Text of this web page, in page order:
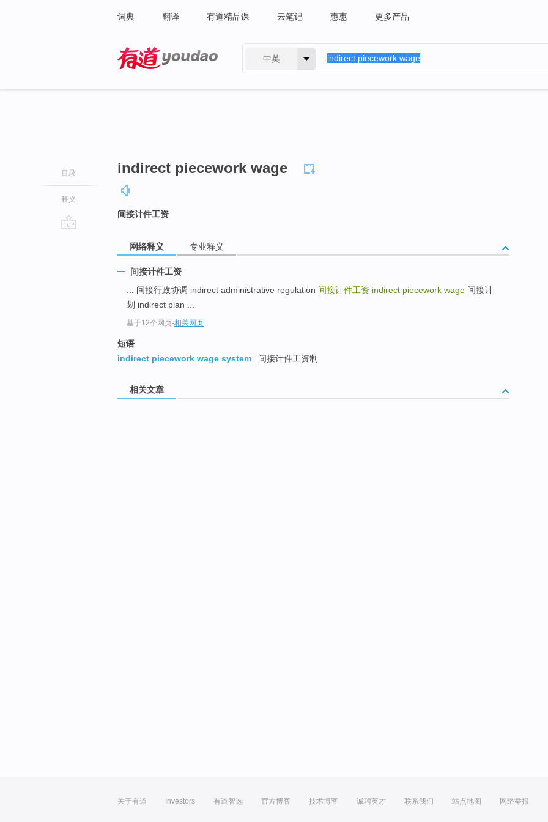
词典 翻译 有道精品课 云笔记 惠惠 更多产品
中英
目录
释义
indirect piecework wage
间接计件工资
网络释义 专业释义
间接计件工资
... 间接行政协调 indirect administrative regulation 间接计件工资 indirect piecework wage 间接计
划 indirect plan ...
基于12个网页-相关网页
短语
indirect piecework wage system
间接计件工资制
相关文章
关于有道 Investors 有道智选 官方博客 技术博客 诚聘英才 联系我们 站点地图 网络举报